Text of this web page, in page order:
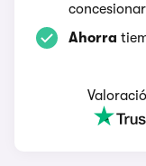
Ahorra